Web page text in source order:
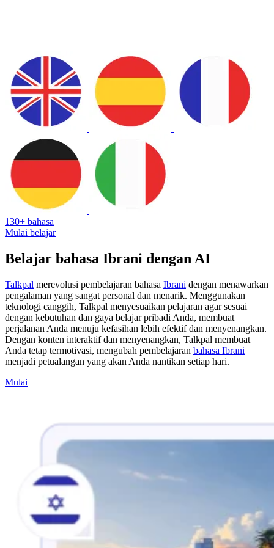
130+ bahasa
Mulai belajar
Belajar bahasa Ibrani dengan AI
Talkpal merevolusi pembelajaran bahasa Ibrani dengan menawarkan
pengalaman yang sangat personal dan menarik. Menggunakan
teknologi canggih, Talkpal menyesuaikan pelajaran agar sesuai
dengan kebutuhan dan gaya belajar pribadi Anda, membuat
perjalanan Anda menuju kefasihan lebih efektif dan menyenangkan.
Dengan konten interaktif dan menyenangkan, Talkpal membuat
Anda tetap termotivasi, mengubah pembelajaran bahasa Ibrani
menjadi petualangan yang akan Anda nantikan setiap hari.
Mulai